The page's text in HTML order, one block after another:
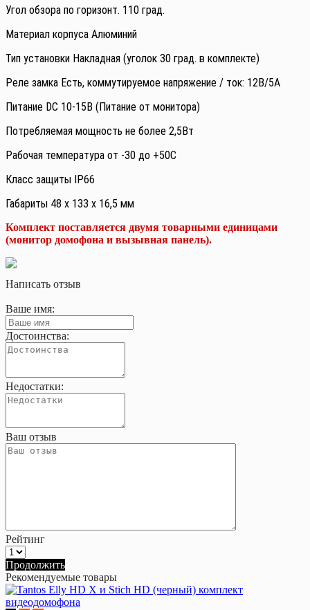
Угол обзора по горизонт. 110 град.
Материал корпуса Алюминий
Тип установки Накладная (уголок 30 град. в комплекте)
Реле замка Есть, коммутируемое напряжение / ток: 12В/5А
Питание DC 10-15В (Питание от монитора)
Потребляемая мощность не более 2,5Вт
Рабочая температура от -30 до +50С
Класс защиты IP66
Габариты 48 x 133 x 16,5 мм
Комплект поставляется двумя товарными единицами
(монитор домофона и вызывная панель).
Написать отзыв
Ваше имя:
Достоинства:
Недостатки:
Ваш отзыв
Рейтинг
Продолжить
Рекомендуемые товары